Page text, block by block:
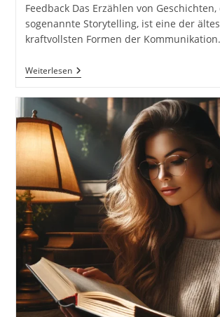
Feedback Das Erzählen von Geschichten,
sogenannte Storytelling, ist eine der
kraftvollsten Formen der
WeiterlesenHerausforderungen
Und
Im
Storytelling.
Umgang
Mit
Schreibblockaden.
Authentizität
Und
Glaubwürdigkeit.
Feedback
Einholen
Verarbeiten